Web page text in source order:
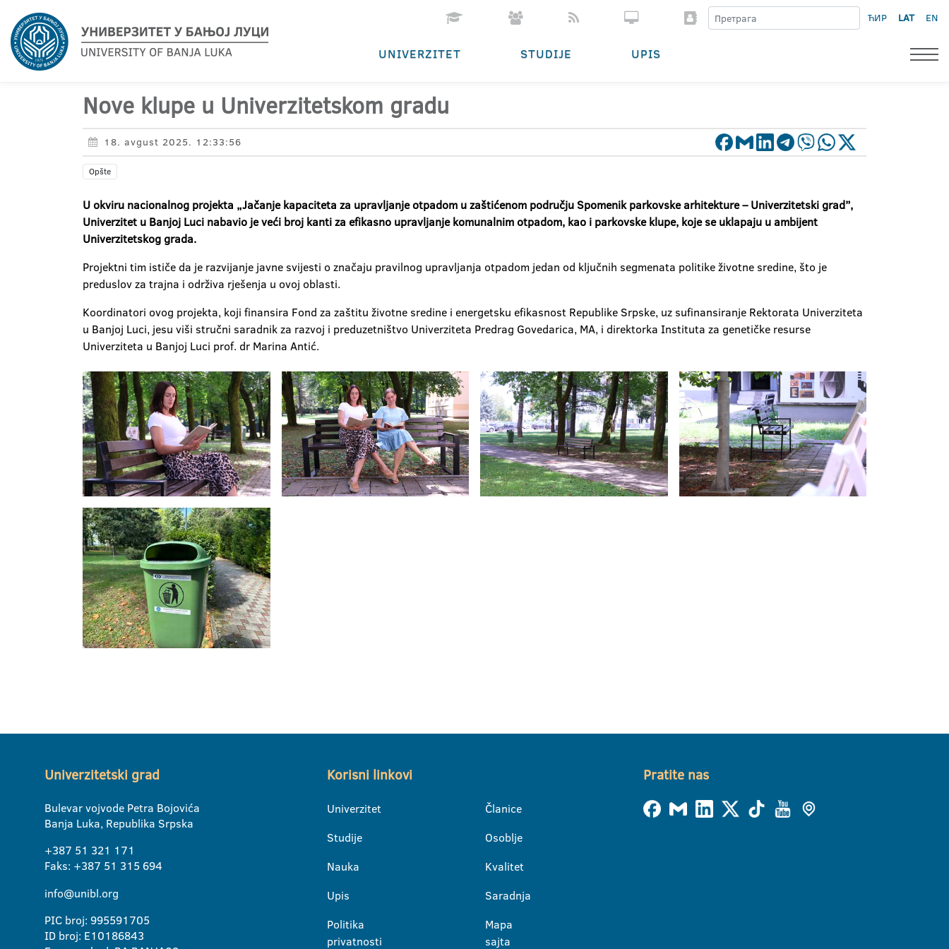
ЋИР LAT EN
UNIVERZITET STUDIJE UPIS
Nove klupe u Univerzitetskom gradu
18. avgust 2025. 12:33:56
Opšte
U okviru nacionalnog projekta „Jačanje kapaciteta za upravljanje otpadom u zaštićenom području Spomenik parkovske arhitekture – Univerzitetski grad”,
Univerzitet u Banjoj Luci nabavio je veći broj kanti za efikasno upravljanje komunalnim otpadom, kao i parkovske klupe, koje se uklapaju u ambijent
Univerzitetskog grada.
Projektni tim ističe da je razvijanje javne svijesti o značaju pravilnog upravljanja otpadom jedan od ključnih segmenata politike životne sredine, što je
preduslov za trajna i održiva rješenja u ovoj oblasti.
Koordinatori ovog projekta, koji finansira Fond za zaštitu životne sredine i energetsku efikasnost Republike Srpske, uz sufinansiranje Rektorata Univerziteta
u Banjoj Luci, jesu viši stručni saradnik za razvoj i preduzetništvo Univerziteta Predrag Govedarica, MA, i direktorka Instituta za genetičke resurse
Univerziteta u Banjoj Luci prof. dr Marina Antić.
Univerzitetski grad
Bulevar vojvode Petra Bojovića
Banja Luka, Republika Srpska
+387 51 321 171
Faks: +387 51 315 694
info@unibl.org
PIC broj: 995591705
ID broj: E10186843
Korisni linkovi
Univerzitet
Studije
Nauka
Upis
Politika
privatnosti
Članice
Osoblje
Kvalitet
Saradnja
Mapa
sajta
Pratite nas